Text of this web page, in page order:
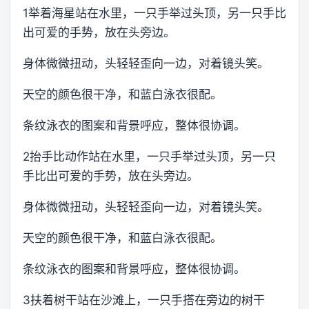
1举着海星站在水里，一只手举过头顶，另一只手比
出可爱的手势，放在头旁边。
身体微微扭动，头轻轻歪向一边，对着镜头笑。
天空的颜色很干净，和蓝白泳衣很配。
条纹泳衣的图案和背景呼应，整体很协调。
2抬手比动作站在水里，一只手举过头顶，另一只
手比出可爱的手势，放在头旁边。
身体微微扭动，头轻轻歪向一边，对着镜头笑。
天空的颜色很干净，和蓝白泳衣很配。
条纹泳衣的图案和背景呼应，整体很协调。
3扶着树干站在沙滩上，一只手搭在旁边的树干